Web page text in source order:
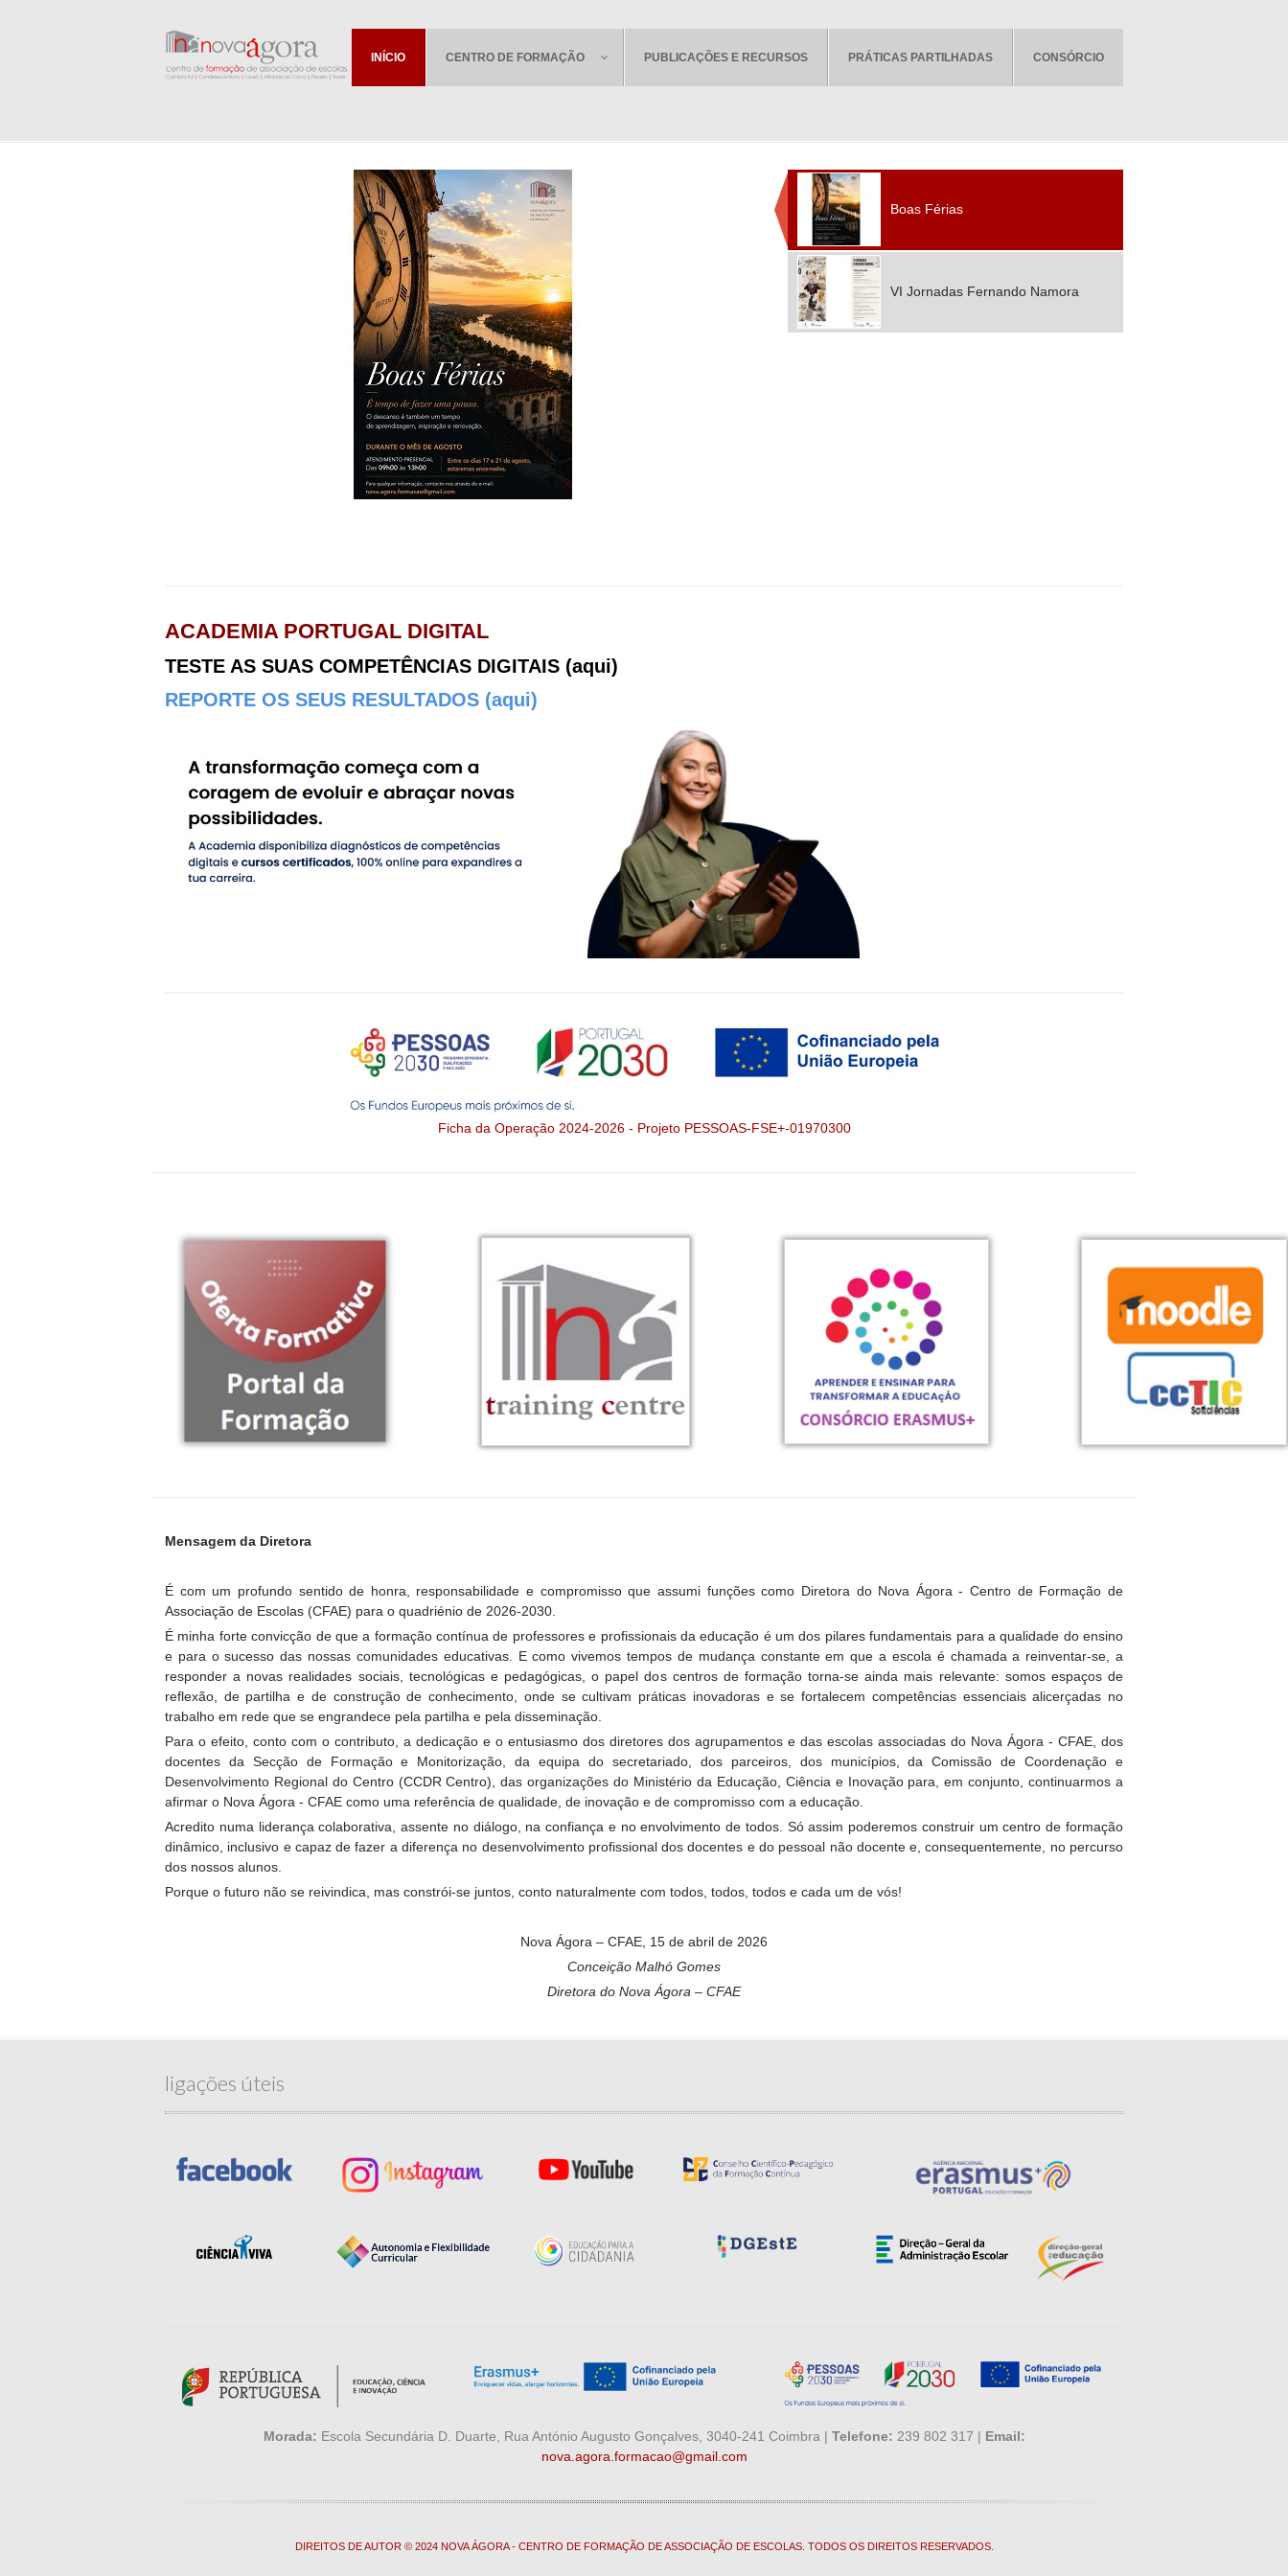
INÍCIO CENTRO DE FORMAÇÃO PUBLICAÇÕES E RECURSOS PRÁTICAS PARTILHADAS CONSÓRCIO
Boas Férias
VI Jornadas Fernando Namora
ACADEMIA PORTUGAL DIGITAL
TESTE AS SUAS COMPETÊNCIAS DIGITAIS (aqui)
REPORTE OS SEUS RESULTADOS (aqui)
Ficha da Operação 2024-2026 - Projeto PESSOAS-FSE+-01970300
Mensagem da Diretora
É com um profundo sentido de honra, responsabilidade e compromisso que assumi funções como Diretora do Nova Ágora - Centro de Formação de
Associação de Escolas (CFAE) para o quadriénio de 2026-2030.
É minha forte convicção de que a formação contínua de professores e profissionais da educação é um dos pilares fundamentais para a qualidade do ensino
e para o sucesso das nossas comunidades educativas. E como vivemos tempos de mudança constante em que a escola é chamada a reinventar-se, a
responder a novas realidades sociais, tecnológicas e pedagógicas, o papel dos centros de formação torna-se ainda mais relevante: somos espaços de
reflexão, de partilha e de construção de conhecimento, onde se cultivam práticas inovadoras e se fortalecem competências essenciais alicerçadas no
trabalho em rede que se engrandece pela partilha e pela disseminação.
Para o efeito, conto com o contributo, a dedicação e o entusiasmo dos diretores dos agrupamentos e das escolas associadas do Nova Ágora - CFAE, dos
docentes da Secção de Formação e Monitorização, da equipa do secretariado, dos parceiros, dos municípios, da Comissão de Coordenação e
Desenvolvimento Regional do Centro (CCDR Centro), das organizações do Ministério da Educação, Ciência e Inovação para, em conjunto, continuarmos a
afirmar o Nova Ágora - CFAE como uma referência de qualidade, de inovação e de compromisso com a educação.
Acredito numa liderança colaborativa, assente no diálogo, na confiança e no envolvimento de todos. Só assim poderemos construir um centro de formação
dinâmico, inclusivo e capaz de fazer a diferença no desenvolvimento profissional dos docentes e do pessoal não docente e, consequentemente, no percurso
dos nossos alunos.
Porque o futuro não se reivindica, mas constrói-se juntos, conto naturalmente com todos, todos, todos e cada um de vós!
Nova Ágora – CFAE, 15 de abril de 2026
Conceição Malhó Gomes
Diretora do Nova Ágora – CFAE
ligações úteis
Morada: Escola Secundária D. Duarte, Rua António Augusto Gonçalves, 3040-241 Coimbra | Telefone: 239 802 317 | Email:
nova.agora.formacao@gmail.com
DIREITOS DE AUTOR © 2024 NOVA ÁGORA - CENTRO DE FORMAÇÃO DE ASSOCIAÇÃO DE ESCOLAS. TODOS OS DIREITOS RESERVADOS.